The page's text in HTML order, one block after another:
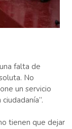
falta de
No
un servicio
tienen que dejar